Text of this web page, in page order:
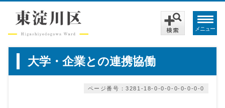
メニュー
大学・企業との連携協働
ページ番号：3281-18-0-0-0-0-0-0-0-0